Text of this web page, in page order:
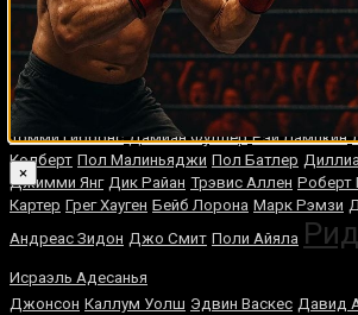
Случайные боксеры
Терренс Смит Тони Биглен Крис Юбэнк
Мурат Хавьер Кастильехо Хулио Сесар Чавес
Рохас
Самуэль Варгас Бернард Муакасанга
Майкл Симувелу Джейсон Роуланд Рикардо
Томми Гиббонс Дамиан Фуллер Рэй Лампкин
Колберт Пол Малиньяджи Пол Батлер
Джимми Янг Дик Райан Трэвис Аллен Роберт
Картер Грег Хауген Бейб Лорона Марк Рэмзи
Андреас Зидон Джо Смит Поли Айяла
Исраэль Адесанья
Джонсон Каллум Уолш Эдвин Васкес Давид
×